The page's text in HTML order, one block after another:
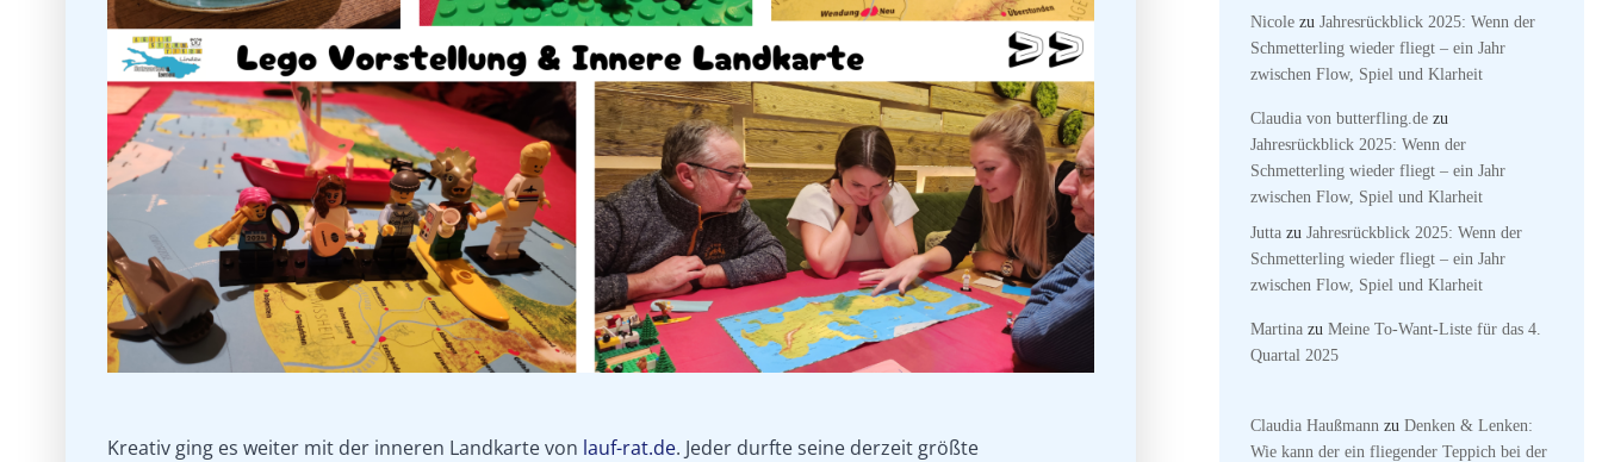
Kreativ ging es weiter mit der inneren Landkarte von lauf-rat.de. Jeder durfte seine derzeit größte
Nicole zu Jahresrückblick 2025: Wenn der
Schmetterling wieder fliegt – ein Jahr
zwischen Flow, Spiel und Klarheit
Claudia von butterfling.de zu
Jahresrückblick 2025: Wenn der
Schmetterling wieder fliegt – ein Jahr
zwischen Flow, Spiel und Klarheit
Jutta zu Jahresrückblick 2025: Wenn der
Schmetterling wieder fliegt – ein Jahr
zwischen Flow, Spiel und Klarheit
Martina zu Meine To-Want-Liste für das 4.
Quartal 2025
Claudia Haußmann zu Denken & Lenken:
Wie kann der ein fliegender Teppich bei der